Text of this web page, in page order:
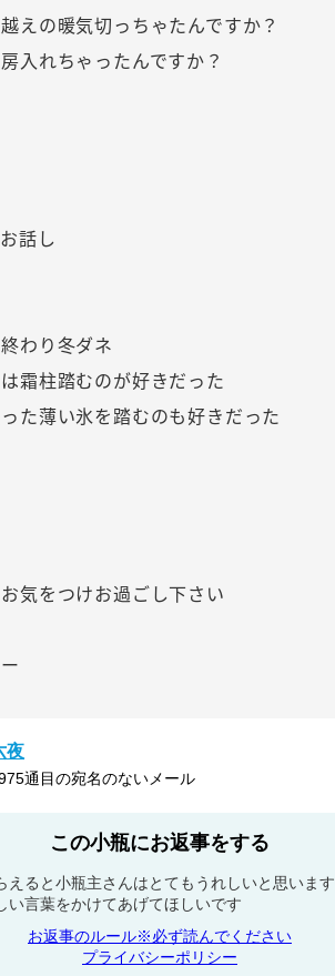
えの暖気切っちゃたんですか？
入れちゃったんですか？
話し
わり冬ダネ
霜柱踏むのが好きだった
た薄い氷を踏むのも好きだった
気をつけお過ごし下さい
夜
通目の宛名のないメール
この小瓶にお返事をする
えると小瓶主さんはとてもうれしいと思います
い言葉をかけてあげてほしいです
お返事のルール※必ず読んでください
プライバシーポリシー